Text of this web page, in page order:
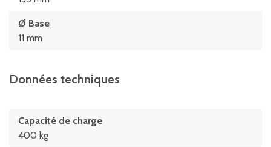
Ø Base
11 mm
Données techniques
Capacité de charge
400 kg